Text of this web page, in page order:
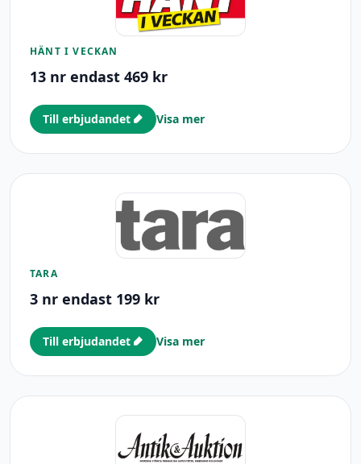
HÄNT I VECKAN
13 nr endast 469 kr
Till erbjudandet Visa mer
TARA
3 nr endast 199 kr
Till erbjudandet Visa mer